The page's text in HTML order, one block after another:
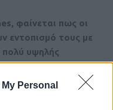
Personal
φαίνεται πως οι
εντοπισμό τους με
πολύ υψηλής
(1-2χλμ). Αν δεχτούμε
πλατφόρμα για
από φίλια UAVs